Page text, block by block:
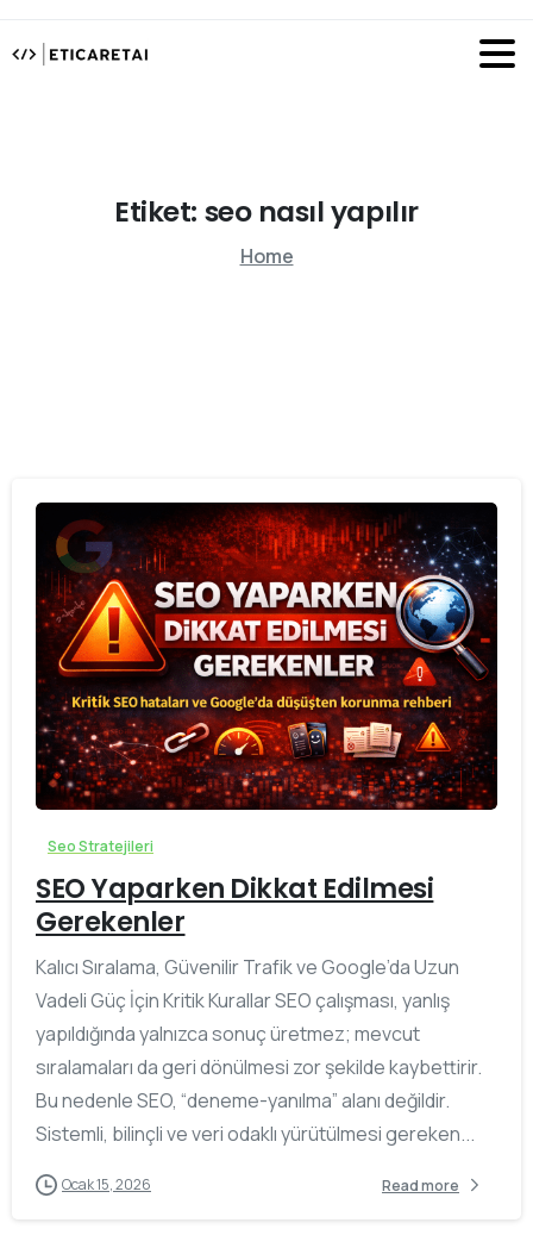
Etiket: seo nasılyapılır
Home
0
Seo Stratejileri
SEO Yaparken Dikkat Edilmesi
Gerekenler
Kalıcı Sıralama, Güvenilir Trafik ve Google’da Uzun
Vadeli Güç İçin Kritik Kurallar SEO çalışması, yanlış
yapıldığında yalnızca sonuç üretmez; mevcut
sıralamaları da geri dönülmesi zor şekilde kaybettirir.
Bu nedenle SEO, “deneme-yanılma” alanı değildir.
Sistemli, bilinçli ve veri odaklı yürütülmesi gereken...
Ocak 15, 2026 Read more